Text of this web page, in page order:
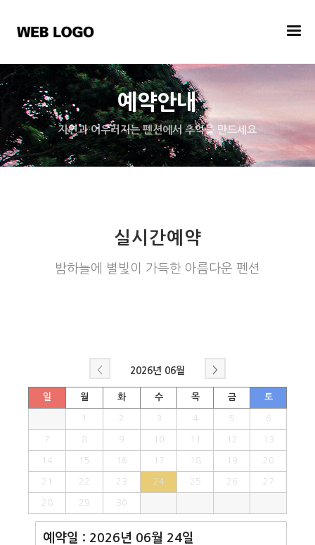
예약안내
자연과 어우러지는 펜션에서 추억을 만드세요
실시간예약
밤하늘에 별빛이 가득한 아름다운 펜션
< 2026년 06월 >
일 월 화 수 목 금 토
1 2 3 4 5 6
7 8 9 10 11 12 13
14 15 16 17 18 19 20
21 22 23 24 25 26 27
28 29 30
예약일 : 2026년 06월 24일